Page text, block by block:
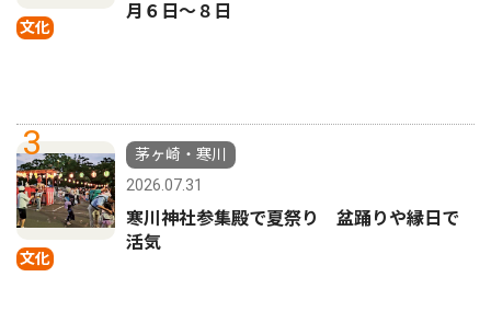
文化
月６日〜８日
3
文化
茅ヶ崎・寒川
2026.07.31
寒川神社参集殿で夏祭り 盆踊りや縁日で
活気